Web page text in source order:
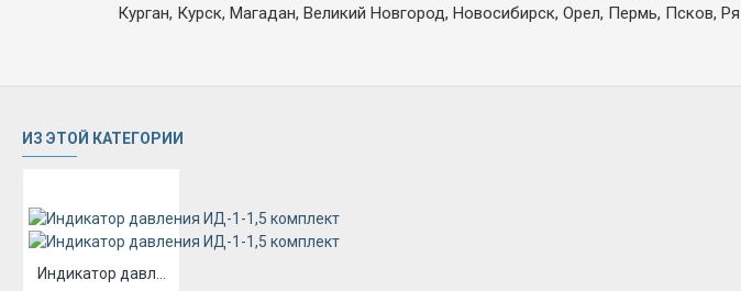
Курган, Курск, Магадан, Великий Новгород, Новосибирск, Орел, Пермь, Псков,
ИЗ ЭТОЙ КАТЕГОРИИ